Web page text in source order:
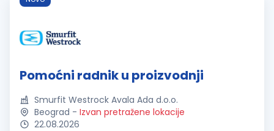
Pomoćni radnik u proizvodnji
Smurfit Westrock Avala Ada d.o.o.
Beograd - Izvan pretražene lokacije
22.08.2026